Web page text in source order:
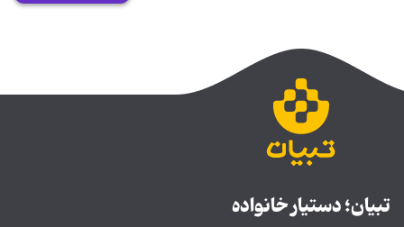
تبیان؛ دستیار خانواده